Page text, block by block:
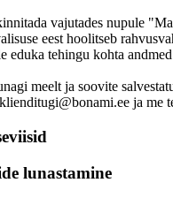
vajutades nupule
eest hoolitseb
eduka tehingu kohta
meelt ja soovite
ja me
lunastamine